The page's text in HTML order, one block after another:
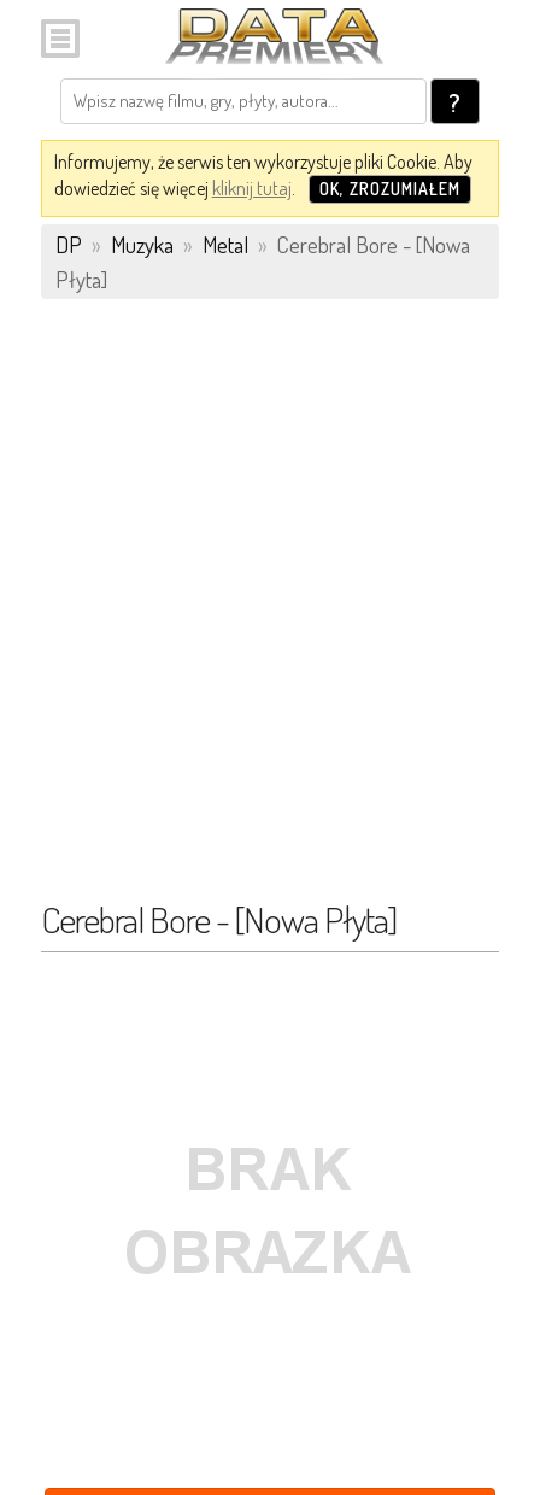
?
Informujemy, że serwis ten wykorzystuje pliki Cookie. Aby
dowiedzieć się więcej kliknij tutaj. OK, ZROZUMIAŁEM
DP » Muzyka » Metal » Cerebral Bore - [Nowa
Płyta]
Cerebral Bore - [Nowa Płyta]